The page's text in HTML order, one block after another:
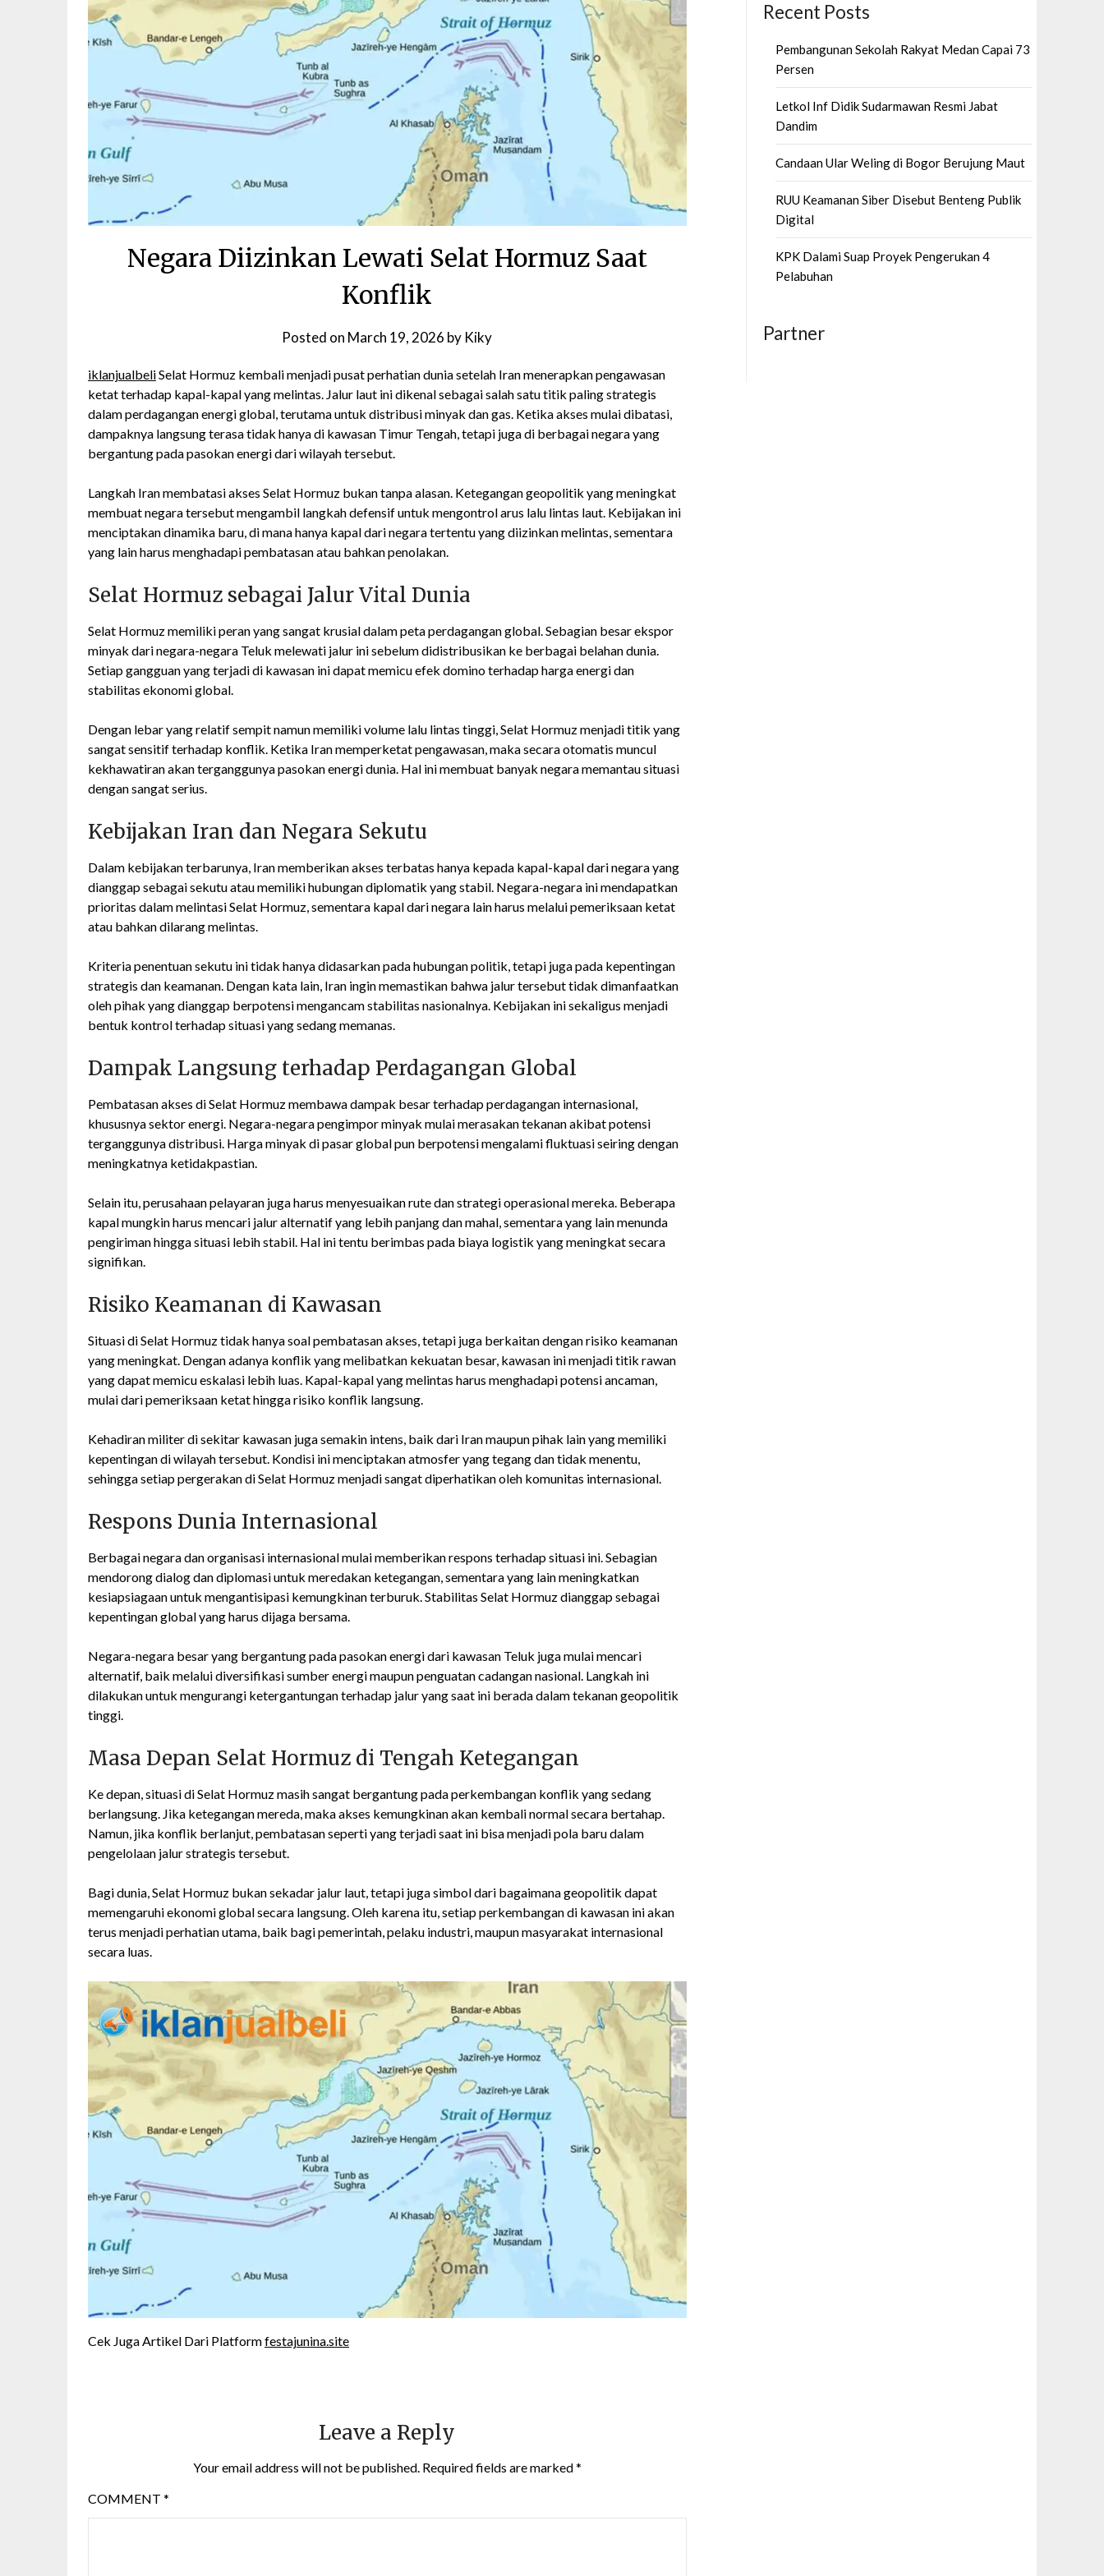
Negara Diizinkan Lewati Selat Hormuz Saat
Konflik
Posted on March 19, 2026 by Kiky
iklanjualbeliSelat Hormuz kembali menjadi pusat perhatian dunia setelah Iran menerapkan pengawasan
ketat terhadap kapal-kapal yang melintas. Jalur laut ini dikenal sebagai salah satu titik paling strategis
dalam perdagangan energi global, terutama untuk distribusi minyak dan gas. Ketika akses mulai dibatasi,
dampaknya langsung terasa tidak hanya di kawasan Timur Tengah, tetapi juga di berbagai negara yang
bergantung pada pasokan energi dari wilayah tersebut.
Langkah Iran membatasi akses Selat Hormuz bukan tanpa alasan. Ketegangan geopolitik yang meningkat
membuat negara tersebut mengambil langkah defensif untuk mengontrol arus lalu lintas laut. Kebijakan ini
menciptakan dinamika baru, di mana hanya kapal dari negara tertentu yang diizinkan melintas, sementara
yang lain harus menghadapi pembatasan atau bahkan penolakan.
Selat Hormuz sebagai Jalur Vital Dunia
Selat Hormuz memiliki peran yang sangat krusial dalam peta perdagangan global. Sebagian besar ekspor
minyak dari negara-negara Teluk melewati jalur ini sebelum didistribusikan ke berbagai belahan dunia.
Setiap gangguan yang terjadi di kawasan ini dapat memicu efek domino terhadap harga energi dan
stabilitas ekonomi global.
Dengan lebar yang relatif sempit namun memiliki volume lalu lintas tinggi, Selat Hormuz menjadi titik yang
sangat sensitif terhadap konflik. Ketika Iran memperketat pengawasan, maka secara otomatis muncul
kekhawatiran akan terganggunya pasokan energi dunia. Hal ini membuat banyak negara memantau situasi
dengan sangat serius.
Kebijakan Iran dan Negara Sekutu
Dalam kebijakan terbarunya, Iran memberikan akses terbatas hanya kepada kapal-kapal dari negara yang
dianggap sebagai sekutu atau memiliki hubungan diplomatik yang stabil. Negara-negara ini mendapatkan
prioritas dalam melintasi Selat Hormuz, sementara kapal dari negara lain harus melalui pemeriksaan ketat
atau bahkan dilarang melintas.
Kriteria penentuan sekutu ini tidak hanya didasarkan pada hubungan politik, tetapi juga pada kepentingan
strategis dan keamanan. Dengan kata lain, Iran ingin memastikan bahwa jalur tersebut tidak dimanfaatkan
oleh pihak yang dianggap berpotensi mengancam stabilitas nasionalnya. Kebijakan ini sekaligus menjadi
bentuk kontrol terhadap situasi yang sedang memanas.
Dampak Langsung terhadap Perdagangan Global
Pembatasan akses di Selat Hormuz membawa dampak besar terhadap perdagangan internasional,
khususnya sektor energi. Negara-negara pengimpor minyak mulai merasakan tekanan akibat potensi
terganggunya distribusi. Harga minyak di pasar global pun berpotensi mengalami fluktuasi seiring dengan
meningkatnya ketidakpastian.
Selain itu, perusahaan pelayaran juga harus menyesuaikan rute dan strategi operasional mereka. Beberapa
kapal mungkin harus mencari jalur alternatif yang lebih panjang dan mahal, sementara yang lain menunda
pengiriman hingga situasi lebih stabil. Hal ini tentu berimbas pada biaya logistik yang meningkat secara
signifikan.
Risiko Keamanan di Kawasan
Situasi di Selat Hormuz tidak hanya soal pembatasan akses, tetapi juga berkaitan dengan risiko keamanan
yang meningkat. Dengan adanya konflik yang melibatkan kekuatan besar, kawasan ini menjadi titik rawan
yang dapat memicu eskalasi lebih luas. Kapal-kapal yang melintas harus menghadapi potensi ancaman,
mulai dari pemeriksaan ketat hingga risiko konflik langsung.
Kehadiran militer di sekitar kawasan juga semakin intens, baik dari Iran maupun pihak lain yang memiliki
kepentingan di wilayah tersebut. Kondisi ini menciptakan atmosfer yang tegang dan tidak menentu,
sehingga setiap pergerakan di Selat Hormuz menjadi sangat diperhatikan oleh komunitas internasional.
Respons Dunia Internasional
Berbagai negara dan organisasi internasional mulai memberikan respons terhadap situasi ini. Sebagian
mendorong dialog dan diplomasi untuk meredakan ketegangan, sementara yang lain meningkatkan
kesiapsiagaan untuk mengantisipasi kemungkinan terburuk. Stabilitas Selat Hormuz dianggap sebagai
kepentingan global yang harus dijaga bersama.
Negara-negara besar yang bergantung pada pasokan energi dari kawasan Teluk juga mulai mencari
alternatif, baik melalui diversifikasi sumber energi maupun penguatan cadangan nasional. Langkah ini
dilakukan untuk mengurangi ketergantungan terhadap jalur yang saat ini berada dalam tekanan geopolitik
tinggi.
Masa Depan Selat Hormuz di Tengah Ketegangan
Ke depan, situasi di Selat Hormuz masih sangat bergantung pada perkembangan konflik yang sedang
berlangsung. Jika ketegangan mereda, maka akses kemungkinan akan kembali normal secara bertahap.
Namun, jika konflik berlanjut, pembatasan seperti yang terjadi saat ini bisa menjadi pola baru dalam
pengelolaan jalur strategis tersebut.
Bagi dunia, Selat Hormuz bukan sekadar jalur laut, tetapi juga simbol dari bagaimana geopolitik dapat
memengaruhi ekonomi global secara langsung. Oleh karena itu, setiap perkembangan di kawasan ini akan
terus menjadi perhatian utama, baik bagi pemerintah, pelaku industri, maupun masyarakat internasional
secara luas.
Cek Juga Artikel Dari Platformfestajunina.site
Leave a Reply
Your email address will not be published. Required fields are marked*
COMMENT *
Recent Posts
Pembangunan Sekolah Rakyat Medan Capai 73
Persen
Letkol Inf Didik Sudarmawan Resmi Jabat
Dandim
Candaan Ular Weling di Bogor Berujung Maut
RUU Keamanan Siber Disebut Benteng Publik
Digital
KPK Dalami Suap Proyek Pengerukan 4
Pelabuhan
Partner